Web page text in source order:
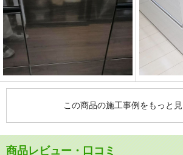
この商品の施工事例をもっと見
商品レビュー・口コミ